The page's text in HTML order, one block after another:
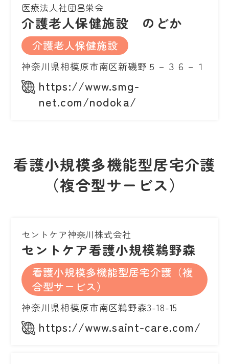
医療法人社団昌栄会
介護老人保健施設 のどか
介護老人保健施設
神奈川県相模原市南区新磯野５－３６－１
https://www.smg-
net.com/nodoka/
看護小規模多機能型居宅介護
（複合型サービス）
セントケア神奈川株式会社
セントケア看護小規模鵜野森
看護小規模多機能型居宅介護（複
合型サービス）
神奈川県相模原市南区鵜野森3-18-15
https://www.saint-care.com/